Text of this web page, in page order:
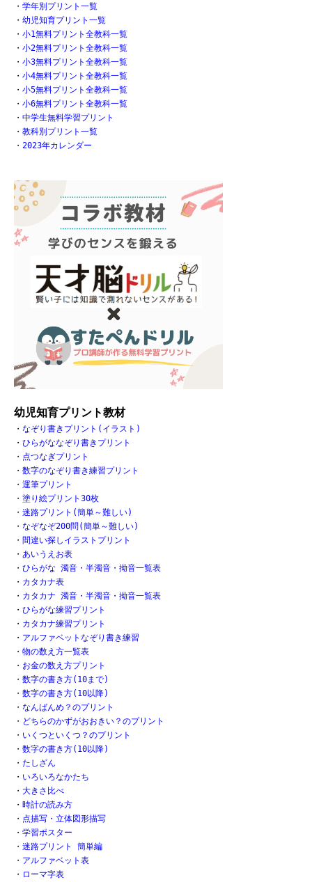
・ 学年別プリント一覧
・ 幼児知育プリント一覧
・ 小1無料プリント全教科一覧
・ 小2無料プリント全教科一覧
・ 小3無料プリント全教科一覧
・ 小4無料プリント全教科一覧
・ 小5無料プリント全教科一覧
・ 小6無料プリント全教科一覧
・ 中学生無料学習プリント
・ 教科別プリント一覧
・ 2023年カレンダー
幼児知育プリント教材
・ なぞり書きプリント(イラスト)
・ ひらがななぞり書きプリント
・ 点つなぎプリント
・ 数字のなぞり書き練習プリント
・ 運筆プリント
・ 塗り絵プリント30枚
・ 迷路プリント(簡単～難しい)
・ なぞなぞ200問(簡単～難しい)
・ 間違い探しイラストプリント
・ あいうえお表
・ ひらがな 濁音・半濁音・拗音一覧表
・ カタカナ表
・ カタカナ 濁音・半濁音・拗音一覧表
・ ひらがな練習プリント
・ カタカナ練習プリント
・ アルファベットなぞり書き練習
・ 物の数え方一覧表
・ お金の数え方プリント
・ 数字の書き方(10まで)
・ 数字の書き方(10以降)
・ なんばんめ？のプリント
・ どちらのかずがおおきい？のプリント
・ いくつといくつ？のプリント
・ 数字の書き方(10以降)
・ たしざん
・ いろいろなかたち
・ 大きさ比べ
・ 時計の読み方
・ 点描写・立体図形描写
・ 学習ポスター
・ 迷路プリント 簡単編
・ アルファベット表
・ ローマ字表